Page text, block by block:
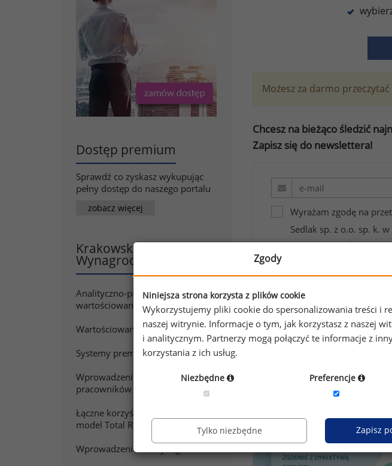
Dostęp premium
Sprawdź co zyskasz wykupując
pełny dostęp do naszego portalu
zobacz więcej
Krakowska Szkoła
Wynagrodzeń
Analityczno-punktowe
wartościowanie pracy
Wartościowanie stanowisk pracy
Systemy premiowania
Wprowadzenie do wynagradzania
pracowników sprzedaży
Łączne korzyści z pracy. Polski
model Total Rewards
Wprowadzenie do wynagradzania
Możesz za darmo
Chcesz na bieżąco śledzić
Zapisz się do newslettera!
Wyrażam zgodę na
Sedlak sp. z o.o. sp. k.
Wyrażam zgodę na
marketingowych.
Przypominamy, że zgodnie z
oraz danych portalu w
Zgody
Niniejsza strona korzysta z plików cookie
Wykorzystujemy pliki cookie do spersonalizowania treści i
naszej witrynie. Informacje o tym, jak korzystasz z naszej
i analitycznym. Partnerzy mogą połączyć te informacje z
korzystania z ich usług.
Niezbędne Preferencje
Tylko niezbędne Zapisz